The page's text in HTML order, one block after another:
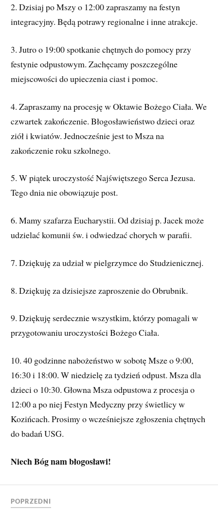
2. Dzisiaj po Mszy o 12:00 zapraszamy na festyn
integracyjny. Będą potrawy regionalne i inne atrakcje.
3. Jutro o 19:00 spotkanie chętnych do pomocy przy
festynie odpustowym. Zachęcamy poszczególne
miejscowości do upieczenia ciast i pomoc.
4. Zapraszamy na procesję w Oktawie Bożego Ciała. We
czwartek zakończenie. Błogosławieństwo dzieci oraz
ziół i kwiatów. Jednocześnie jest to Msza na
zakończenie roku szkolnego.
5. W piątek uroczystość Najświętszego Serca Jezusa.
Tego dnia nie obowiązuje post.
6. Mamy szafarza Eucharystii. Od dzisiaj p. Jacek może
udzielać komunii św. i odwiedzać chorych w parafii.
7. Dziękuję za udział w pielgrzymce do Studzienicznej.
8. Dziękuję za dzisiejsze zaproszenie do Obrubnik.
9. Dziękuję serdecznie wszystkim, którzy pomagali w
przygotowaniu uroczystości Bożego Ciała.
10. 40 godzinne nabożeństwo w sobotę Msze o 9:00,
16:30 i 18:00. W niedzielę za tydzień odpust. Msza dla
dzieci o 10:30. Głowna Msza odpustowa z procesja o
12:00 a po niej Festyn Medyczny przy świetlicy w
Kozińcach. Prosimy o wcześniejsze zgłoszenia chętnych
do badań USG.
Niech Bóg nam błogosławi!
POPRZEDNI